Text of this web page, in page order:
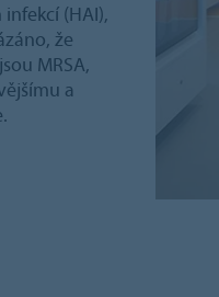
(HAI),
že
MRSA,
a